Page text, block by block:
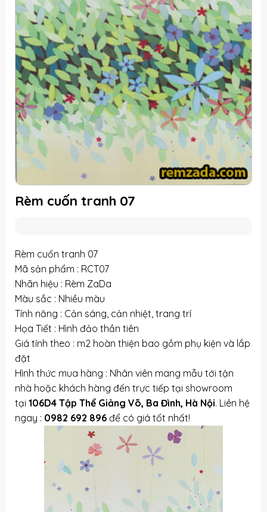
Rèm cuốn tranh 07
Rèm cuốn tranh 07
Mã sản phẩm : RCT07
Nhãn hiệu : Rèm ZaDa
Màu sắc : Nhiều màu
Tính năng : Cản sáng, cản nhiệt, trang trí
Họa Tiết : Hình đảo thần tiên
Giá tính theo : m2 hoàn thiện bao gồm phụ kiện và lắp
đặt
Hình thức mua hàng : Nhân viên mang mẫu tới tận
nhà hoặc khách hàng đến trực tiếp tại showroom
tại 106D4 Tập Thể Giảng Võ, Ba Đình, Hà Nội. Liên hệ
ngay : 0982 692 896để có giá tốt nhất!